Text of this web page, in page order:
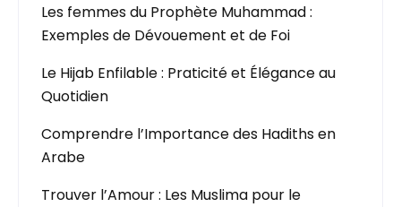
Les femmes du Prophète Muhammad :
Exemples de Dévouement et de Foi
Le Hijab Enfilable : Praticité et Élégance au
Quotidien
Comprendre l’Importance des Hadiths en
Arabe
Trouver l’Amour : Les Muslima pour le